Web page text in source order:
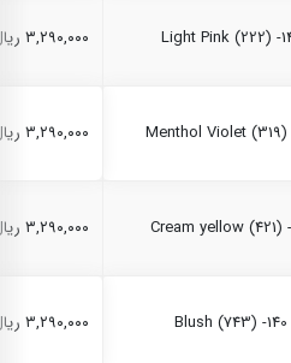
۳,۲۹۰,۰۰۰ ریال
۳,۲۹۰,۰۰۰ ریال
۳,۲۹۰,۰۰۰ ریال
۳,۲۹۰,۰۰۰ ریال